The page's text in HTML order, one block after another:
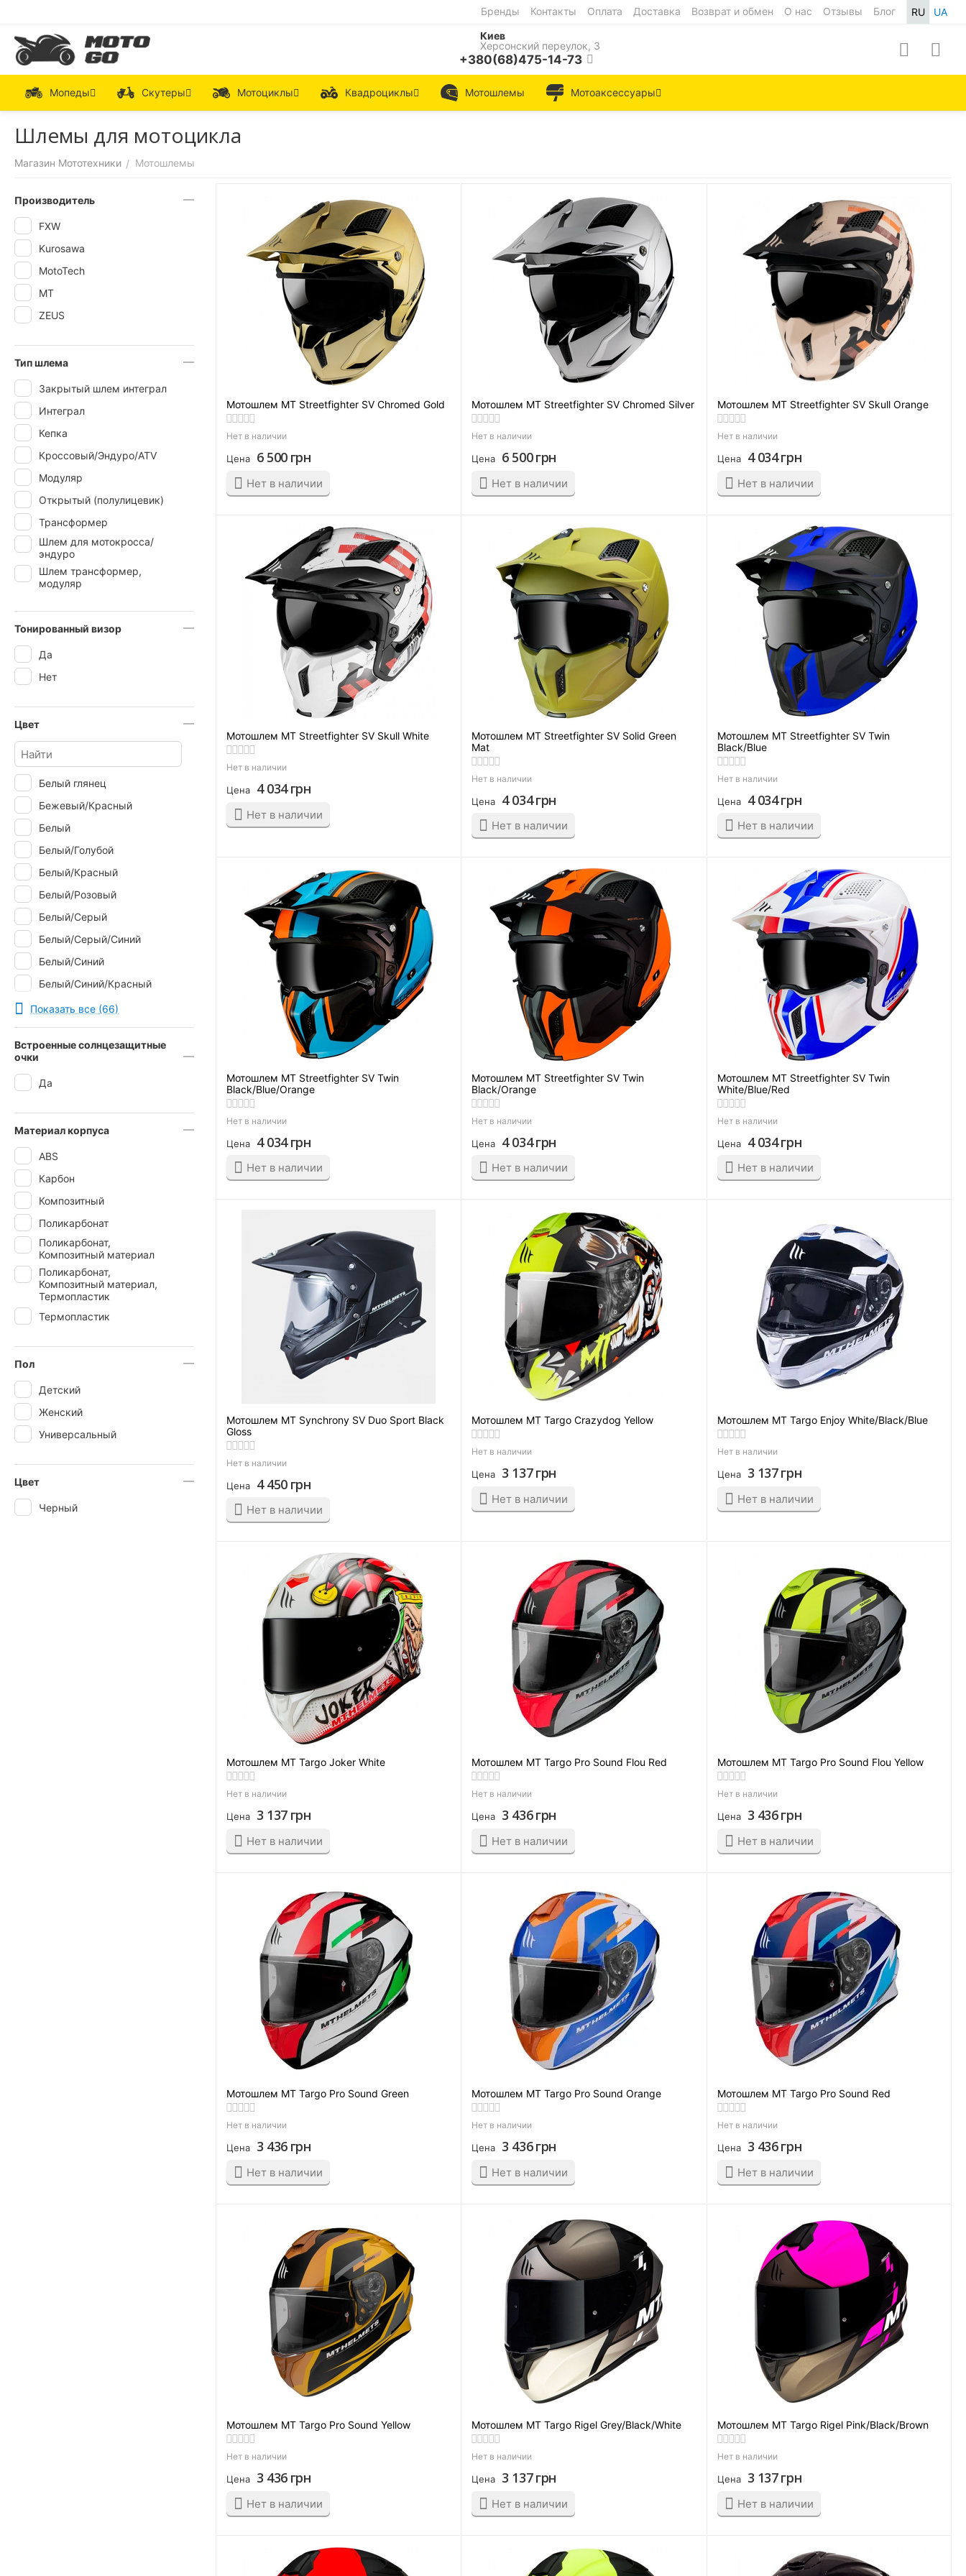
RU UA
Бренды Контакты Оплата Доставка Возврат и обмен О нас Отзывы
Блог
Киев
Херсонский переулок, 3
+380(68)475-14-73
Мопеды Скутеры Мотоциклы Квадроциклы Мотошлемы Мотоаксессуары
Шлемы для мотоцикла
Магазин Мототехники / Мотошлемы
Мотошлем MT Streetfighter SV Chromed Gold
Нет в наличии
Цена 6 500 грн
Нет в наличии
Мотошлем MT Streetfighter SV Chromed Silver
Нет в наличии
Цена 6 500 грн
Нет в наличии
Мотошлем MT Streetfighter SV Skull Orange
Нет в наличии
Цена 4 034грн
Нет в наличии
Мотошлем MT Streetfighter SV Skull White
Нет в наличии
Цена 4 034 грн
Нет в наличии
Мотошлем MT Streetfighter SV Solid Green
Mat
Нет в наличии
Цена 4 034 грн
Нет в наличии
Мотошлем MT Streetfighter SV Twin
Black/Blue
Нет в наличии
Цена 4 034грн
Нет в наличии
Мотошлем MT Streetfighter SV Twin
Black/Blue/Orange
Нет в наличии
Цена 4 034 грн
Нет в наличии
Мотошлем MT Streetfighter SV Twin
Black/Orange
Нет в наличии
Цена 4 034 грн
Нет в наличии
Мотошлем MT Streetfighter SV Twin
White/Blue/Red
Нет в наличии
Цена 4 034грн
Нет в наличии
Мотошлем MT Synchrony SV Duo Sport Black
Gloss
Нет в наличии
Цена 4 450 грн
Нет в наличии
Мотошлем MT Targo Crazydog Yellow
Нет в наличии
Цена 3 137 грн
Нет в наличии
Мотошлем MT Targo Enjoy White/Black/Blue
Нет в наличии
Цена 3 137грн
Нет в наличии
Мотошлем MT Targo Joker White
Нет в наличии
Цена 3 137 грн
Нет в наличии
Мотошлем MT Targo Pro Sound Flou Red
Нет в наличии
Цена 3 436 грн
Нет в наличии
Мотошлем MT Targo Pro Sound Flou Yellow
Нет в наличии
Цена 3 436грн
Нет в наличии
Мотошлем MT Targo Pro Sound Green
Нет в наличии
Цена 3 436 грн
Нет в наличии
Мотошлем MT Targo Pro Sound Orange
Нет в наличии
Цена 3 436 грн
Нет в наличии
Мотошлем MT Targo Pro Sound Red
Нет в наличии
Цена 3 436грн
Нет в наличии
Мотошлем MT Targo Pro Sound Yellow
Нет в наличии
Цена 3 436 грн
Нет в наличии
Мотошлем MT Targo Rigel Grey/Black/White
Нет в наличии
Цена 3 137 грн
Нет в наличии
Мотошлем MT Targo Rigel Pink/Black/Brown
Нет в наличии
Цена 3 137грн
Нет в наличии
Производитель
FXW
Kurosawa
MotoTech
MT
ZEUS
Тип шлема
Закрытый шлем интеграл
Интеграл
Кепка
Кроссовый/Эндуро/ATV
Модуляр
Открытый (полулицевик)
Трансформер
Шлем для мотокросса/
эндуро
Шлем трансформер,
модуляр
Тонированный визор
Да
Нет
Цвет
Белый глянец
Бежевый/Красный
Белый
Белый/Голубой
Белый/Красный
Белый/Розовый
Белый/Серый
Белый/Серый/Синий
Белый/Синий
Белый/Синий/Красный
Белый/Чёрный
Бирюзовый/Графити
Бирюзовый/Красный
Жёлтый/Коричневый
Жёлтый/Синий
Жёлтый/Чёрный
Зелёный
Зелёный/Жёлтый
Зелёный/Чёрный
Золотой
Карбон/Белый
Коричневый/Красный
Коричневый/Розовый
Красный
Красный/Белый
Красный/Серый
Показать все (66)
Встроенные солнцезащитные
очки
Да
Материал корпуса
ABS
Карбон
Композитный
Поликарбонат
Поликарбонат,
Композитный материал
Поликарбонат,
Композитный материал,
Термопластик
Термопластик
Пол
Детский
Женский
Универсальный
Цвет
Черный